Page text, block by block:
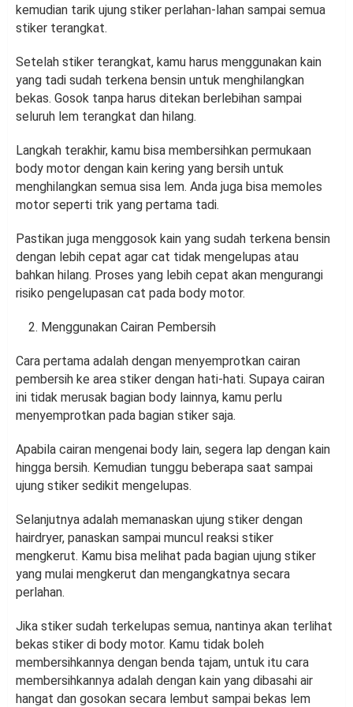
kemudian tarik ujung stiker perlahan-lahan sampai semua
stiker terangkat.
Setelah stiker terangkat, kamu harus menggunakan kain
yang tadi sudah terkena bensin untuk menghilangkan
bekas. Gosok tanpa harus ditekan berlebihan sampai
seluruh lem terangkat dan hilang.
Langkah terakhir, kamu bisa membersihkan permukaan
body motor dengan kain kering yang bersih untuk
menghilangkan semua sisa lem. Anda juga bisa memoles
motor seperti trik yang pertama tadi.
Pastikan juga menggosok kain yang sudah terkena bensin
dengan lebih cepat agar cat tidak mengelupas atau
bahkan hilang. Proses yang lebih cepat akan mengurangi
risiko pengelupasan cat pada body motor.
Menggunakan Cairan Pembersih
Cara pertama adalah dengan menyemprotkan cairan
pembersih ke area stiker dengan hati-hati. Supaya cairan
ini tidak merusak bagian body lainnya, kamu perlu
menyemprotkan pada bagian stiker saja.
Apabila cairan mengenai body lain, segera lap dengan kain
hingga bersih. Kemudian tunggu beberapa saat sampai
ujung stiker sedikit mengelupas.
Selanjutnya adalah memanaskan ujung stiker dengan
hairdryer, panaskan sampai muncul reaksi stiker
mengkerut. Kamu bisa melihat pada bagian ujung stiker
yang mulai mengkerut dan mengangkatnya secara
perlahan.
Jika stiker sudah terkelupas semua, nantinya akan terlihat
bekas stiker di body motor. Kamu tidak boleh
membersihkannya dengan benda tajam, untuk itu cara
membersihkannya adalah dengan kain yang dibasahi air
hangat dan gosokan secara lembut sampai bekas lem